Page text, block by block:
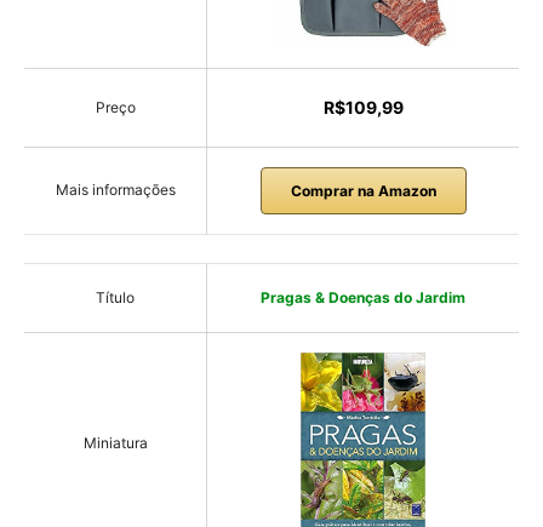
Preço R$109,99
Mais informações Comprar na Amazon
Título Pragas & Doenças do Jardim
Miniatura